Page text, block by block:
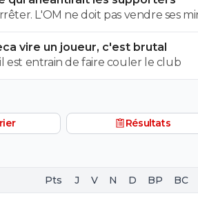
L'OM ne doit pas vendre ses
cette saison. Vendre Mmadi
à Villareal stop. Qui sait si Mmadi
en fin de saison???
vire un joueur, c'est brutal
est entrain de faire couler le club
Résultats
Pts J V N D BP BC